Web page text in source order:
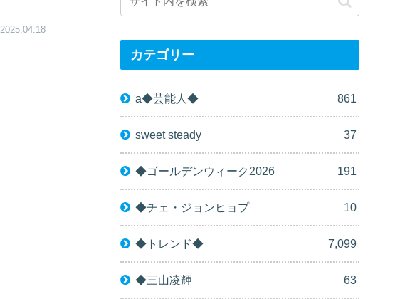
2025.04.18
カテゴリー
a◆芸能人◆ 861
sweet steady 37
◆ゴールデンウィーク2026 191
◆チェ・ジョンヒョプ 10
◆トレンド◆ 7,099
◆三山凌輝 63